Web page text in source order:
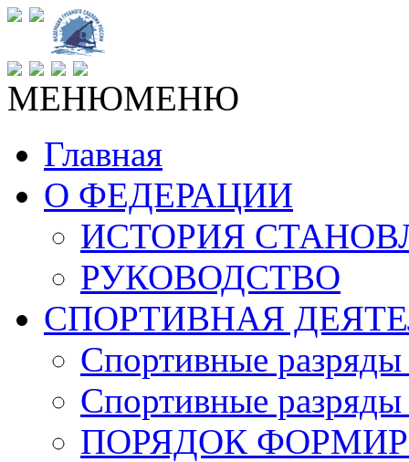
МЕНЮМЕНЮ
Главная
О ФЕДЕРАЦИИ
ИСТОРИЯ
РУКОВОДСТВО
СПОРТИВНАЯ
Спортивные
Спортивные
ПОРЯДОК